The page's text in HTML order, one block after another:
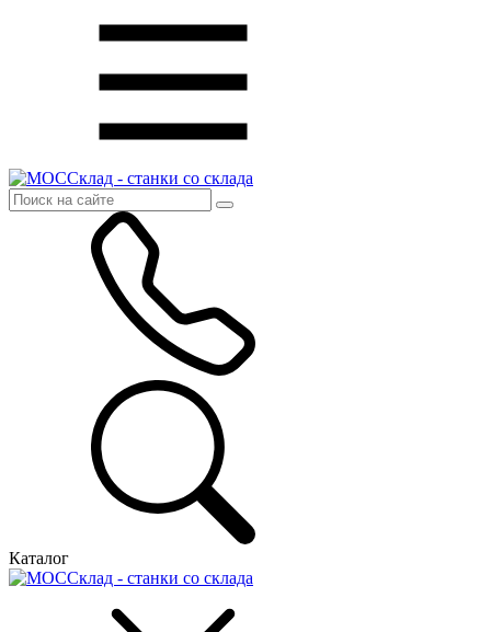
Каталог